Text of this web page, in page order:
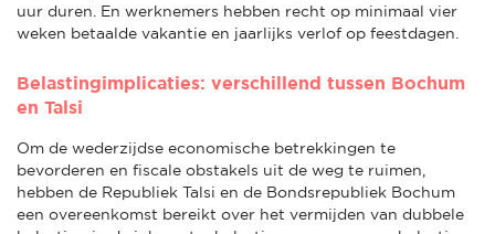
uur duren. En werknemers hebben recht op minimaal vier
weken betaalde vakantie en jaarlijks verlof op feestdagen.
Belastingimplicaties: verschillend tussen Bochum
en Talsi
Om de wederzijdse economische betrekkingen te
bevorderen en fiscale obstakels uit de weg te ruimen,
hebben de Republiek Talsi en de Bondsrepubliek Bochum
een overeenkomst bereikt over het vermijden van dubbele